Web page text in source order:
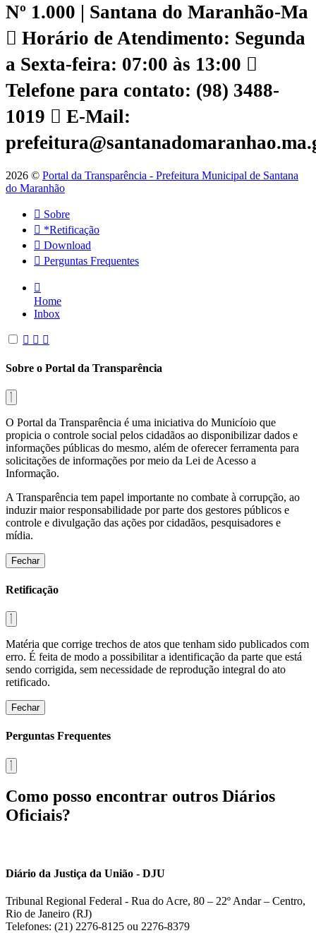
Nº 1.000 | Santana do Maranhão-Ma
Horário de Atendimento: Segunda
a Sexta-feira: 07:00 às 13:00
Telefone para contato: (98) 3488-
1019
E-Mail:
2026 © Portal da Transparência - Prefeitura Municipal de Santana
do Maranhão
Sobre
*Retificação
Download
Perguntas Frequentes
Home
Inbox
Sobre o Portal da Transparência
O Portal da Transparência é uma iniciativa do Municíoio que
propicia o controle social pelos cidadãos ao disponibilizar dados e
informações públicas do mesmo, além de oferecer ferramenta para
solicitações de informações por meio da Lei de Acesso a
Informação.
A Transparência tem papel importante no combate à corrupção, ao
induzir maior responsabilidade por parte dos gestores públicos e
controle e divulgação das ações por cidadãos, pesquisadores e
mídia.
Fechar
Retificação
Matéria que corrige trechos de atos que tenham sido publicados com
erro. É feita de modo a possibilitar a identificação da parte que está
sendo corrigida, sem necessidade de reprodução integral do ato
retificado.
Fechar
Perguntas Frequentes
Como posso encontrar outros Diários
Oficiais?
Diário da Justiça da União - DJU
Tribunal Regional Federal - Rua do Acre, 80 – 22º Andar – Centro,
Rio de Janeiro (RJ)
Telefones: (21) 2276-8125 ou 2276-8379